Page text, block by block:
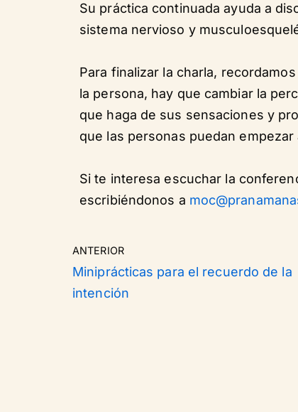
Su práctica continuada ayuda a
sistema nervioso y
Para finalizar la charla,
la persona, hay que cambiar la
que haga de sus sensaciones y
que las personas puedan
Si te interesa escuchar la
escribiéndonos a
ANTERIOR
Miniprácticas para el recuerdo de la
intención